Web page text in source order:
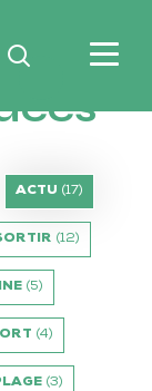
ACTU (17)
(12)
(5)
(4)
(3)